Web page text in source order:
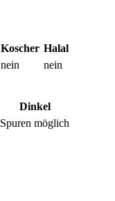
Koscher
nein
Halal
nein
Dinkel
Spuren möglich